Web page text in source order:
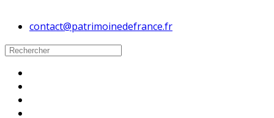
contact@patrimoinedefrance.fr